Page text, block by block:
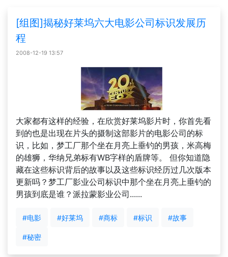
[组图]揭秘好莱坞六大电影公司标识发展历
程
2008-12-19 13:57
大家都有这样的经验，在欣赏好莱坞影片时，你首先看
到的也是出现在片头的摄制这部影片的电影公司的标
识，比如，梦工厂那个坐在月亮上垂钓的男孩，米高梅
的雄狮，华纳兄弟标有WB字样的盾牌等。 但你知道隐
藏在这些标识背后的故事以及这些标识经历过几次版本
更新吗？梦工厂影业公司标识中那个坐在月亮上垂钓的
男孩到底是谁？派拉蒙影业公司......
#电影 #好莱坞 #商标 #标识 #故事
#秘密